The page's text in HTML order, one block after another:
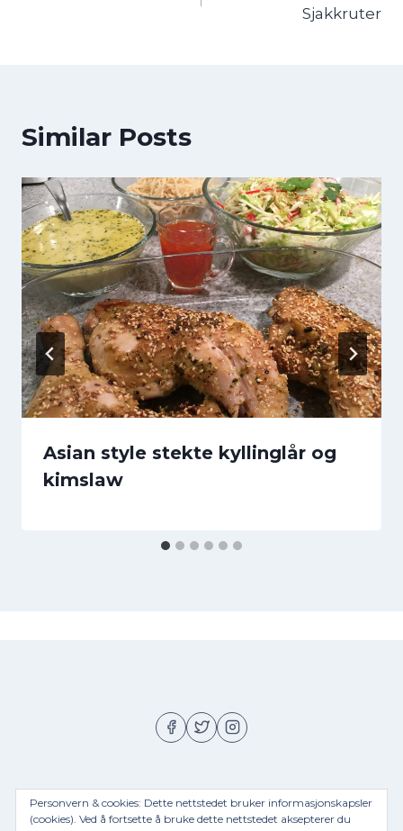
Sjakkruter
Similar Posts
Asian style stekte kyllinglår og
kimslaw
Personvern & cookies: Dette nettstedet bruker informasjonskapsler
(cookies). Ved å fortsette å bruke dette nettstedet aksepterer du